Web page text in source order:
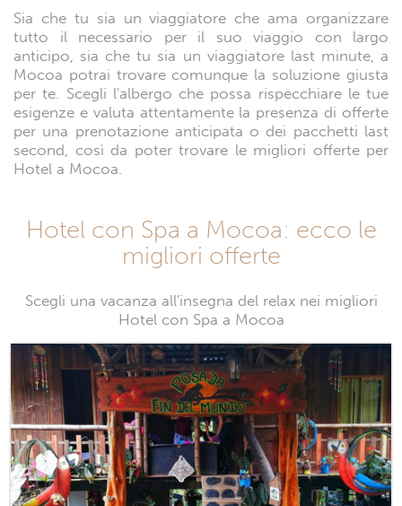
Sia che tu sia un viaggiatore che ama organizzare
tutto il necessario per il suo viaggio con largo
anticipo, sia che tu sia un viaggiatore last minute, a
Mocoa potrai trovare comunque la soluzione giusta
per te. Scegli l'albergo che possa rispecchiare le tue
esigenze e valuta attentamente la presenza di offerte
per una prenotazione anticipata o dei pacchetti last
second, così da poter trovare le migliori offerte per
Hotel a Mocoa.
Hotel con Spa a Mocoa: ecco le
migliori offerte
Scegli una vacanza all'insegna del relax nei migliori
Hotel con Spa a Mocoa